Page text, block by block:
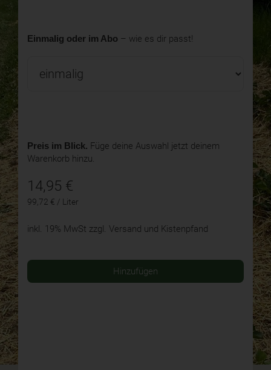
Einmalig oder im Abo – wie es dir passt!
Preis im Blick. Füge deine Auswahl jetzt deinem
Warenkorb hinzu.
14,95 €
99,72 € / Liter
inkl. 19% MwSt zzgl. Versand und Kistenpfand
Hinzufügen